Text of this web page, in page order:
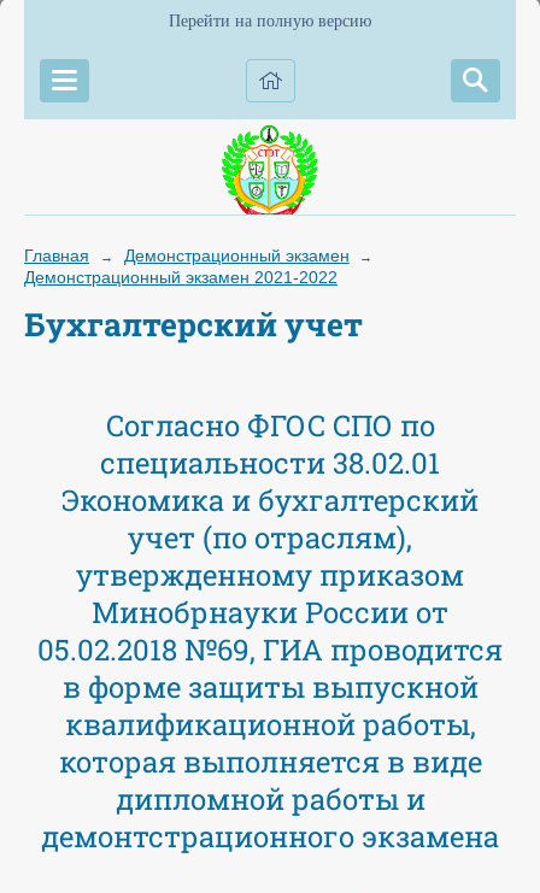
Перейти на полную версию
Главная → Демонстрационный экзамен →
Демонстрационный экзамен 2021-2022
Бухгалтерский учет
Согласно ФГОС СПО по
специальности 38.02.01
Экономика и бухгалтерский
учет (по отраслям),
утвержденному приказом
Минобрнауки России от
05.02.2018 №69, ГИА проводится
в форме защиты выпускной
квалификационной работы,
которая выполняется в виде
дипломной работы и
демонтстрационного экзамена